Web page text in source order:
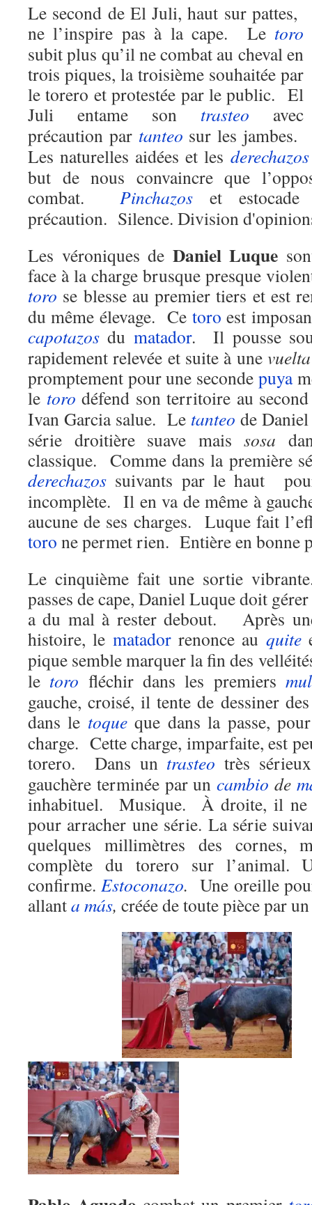
Le second de El Juli, haut sur pattes,
ne l’inspire pas à la cape. Le toro
subit plus qu’il ne combat au cheval en
trois piques, la troisième souhaitée par
le torero et protestée par le public. El
Juli entame son trasteo avec
précaution par tanteo sur les jambes.
Les naturelles aidées et les derechazos
but de nous convaincre que
combat. Pinchazos et estocade
précaution. Silence. Division
Les véroniques de Daniel Luque
face à la charge brusque presque
toro se blesse au premier tiers et est
du même élevage. Ce toro est
capotazos du matador. Il pousse
rapidement relevée et suite à une
promptement pour une seconde puya
le toro défend son territoire au
Ivan Garcia salue. Le tanteo de
série droitière suave maissosa
classique. Comme dans la première
derechazos suivants par le haut
incomplète. Il en va de même à
aucune de ses charges. Luque fait
toro ne permet rien. Entière en bonne
Le cinquième fait une sortie
passes de cape, Daniel Luque doit
a du mal à rester debout. Après
histoire, le matadorrenonce au quite
pique semble marquer la fin des
le toro fléchir dans les premiers
gauche, croisé, il tente de dessiner
dans le toqueque dans la passe,
charge. Cette charge, imparfaite, est
torero. Dans un trasteo très
gauchère terminée par uncambio de
inhabituel. Musique. À droite, il ne
pour arracher une série. La série
quelques millimètres des cornes,
complète du torero sur l’animal.
confirme.Estoconazo. Une oreille
allanta más, créée de toute pièce par